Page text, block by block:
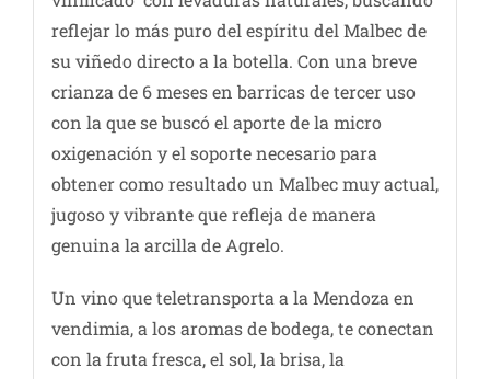
reflejar lo más puro del espíritu del Malbec de
su viñedo directo a la botella. Con una breve
crianza de 6 meses en barricas de tercer uso
con la que se buscó el aporte de la micro
oxigenación y el soporte necesario para
obtener como resultado un Malbec muy actual,
jugoso y vibrante que refleja de manera
genuina la arcilla de Agrelo.
Un vino que teletransporta a la Mendoza en
vendimia, a los aromas de bodega, te conectan
con la fruta fresca, el sol, la brisa, la